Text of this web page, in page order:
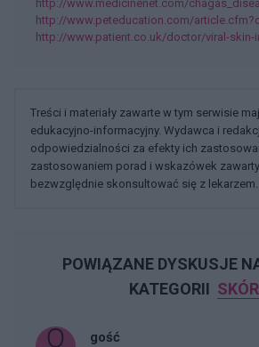
http://www.medicinenet.com/
http://www.peteducation.com/
http://www.patient.co.uk/doctor/viral-skin-
Treści i materiały zawarte w tym serwisie
edukacyjno-informacyjny. Wydawca i
odpowiedzialności za efekty ich
zastosowaniem porad i wskazówek
bezwzględnie skonsultować się z lekarzem.
POWIĄZANE DYSKUSJE
KATEGORII
gość